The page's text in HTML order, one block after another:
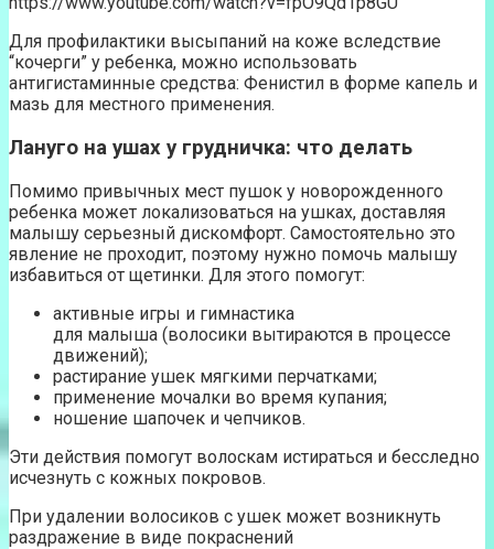
Для профилактики высыпаний на коже вследствие
“кочерги” у ребенка, можно использовать
антигистаминные средства: Фенистил в форме капель и
мазь для местного применения.
Лануго на ушах у грудничка: что делать
Помимо привычных мест пушок у новорожденного
ребенка может локализоваться на ушках, доставляя
малышу серьезный дискомфорт. Самостоятельно это
явление не проходит, поэтому нужно помочь малышу
избавиться от щетинки. Для этого помогут:
активные игры и гимнастика
для малыша (волосики вытираются в процессе
движений);
растирание ушек мягкими перчатками;
применение мочалки во время купания;
ношение шапочек и чепчиков.
Эти действия помогут волоскам истираться и бесследно
исчезнуть с кожных покровов.
При удалении волосиков с ушек может возникнуть
раздражение в виде покраснений